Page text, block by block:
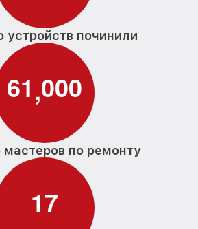
устройств починили
61,000
мастеров по ремонту
17